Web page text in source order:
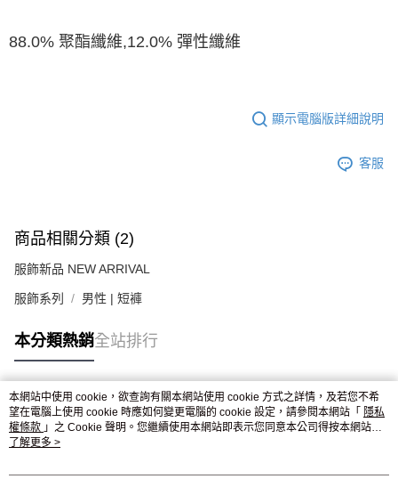
88.0% 聚酯纖維,12.0% 彈性纖維
顯示電腦版詳細說明
客服
商品相關分類 (2)
服飾新品 NEW ARRIVAL
服飾系列 男性 | 短褲
本分類熱銷全站排行
熱門標籤
本網站中使用 cookie，欲查詢有關本網站使用 cookie 方式之詳情，及若您不希
望在電腦上使用 cookie 時應如何變更電腦的 cookie 設定，請參閱本網站「 隱私
權條款 」之 Cookie 聲明。您繼續使用本網站即表示您同意本公司得按本網站使
用條款之 Cookie 聲明使用 cookie。
了解更多 >